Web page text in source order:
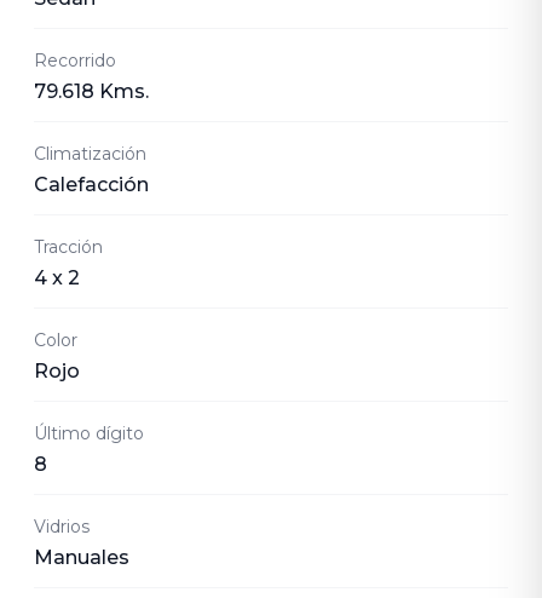
Recorrido
79.618 Kms.
Climatización
Calefacción
Tracción
4 x 2
Color
Rojo
Último dígito
8
Vidrios
Manuales